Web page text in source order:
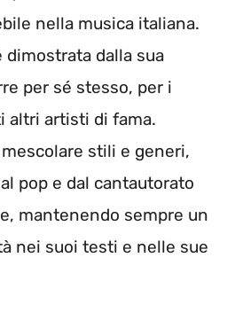
nella musica italiana.
dimostrata dalla sua
per sé stesso, per i
altri artisti di fama.
stili e generi,
pop e dal cantautorato
mantenendo sempre un
nei suoi testi e nelle sue